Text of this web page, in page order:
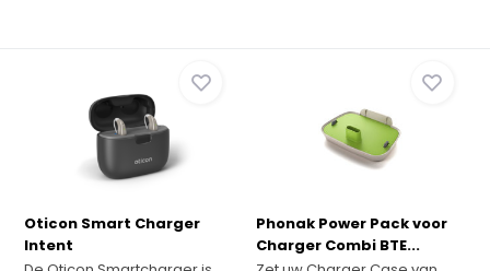
Oticon Smart Charger
Intent
Phonak Power Pack voor
Charger Combi BTE...